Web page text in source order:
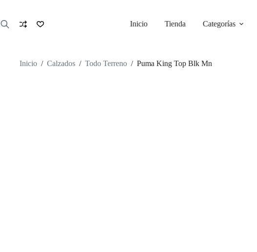
contenido
Inicio Tienda Categorías
Inicio / Calzados / Todo Terreno / Puma King Top Blk Mn